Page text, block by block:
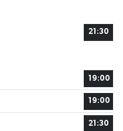
21:30
19:00
19:00
21:30